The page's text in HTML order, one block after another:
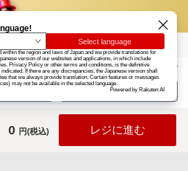
楽天グループ カード
お知らせ ヘルプ
ログイン
0 円(税込) レジに進む